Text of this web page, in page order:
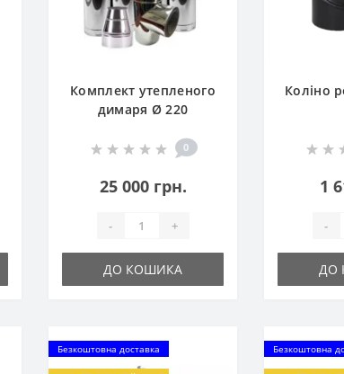
Комплект утепленого
димаря Ø 220
0
25 000 грн.
- +
ДО КОШИКА
Коліно
1
-
ДО
Безкоштовна доставка Безкоштовна